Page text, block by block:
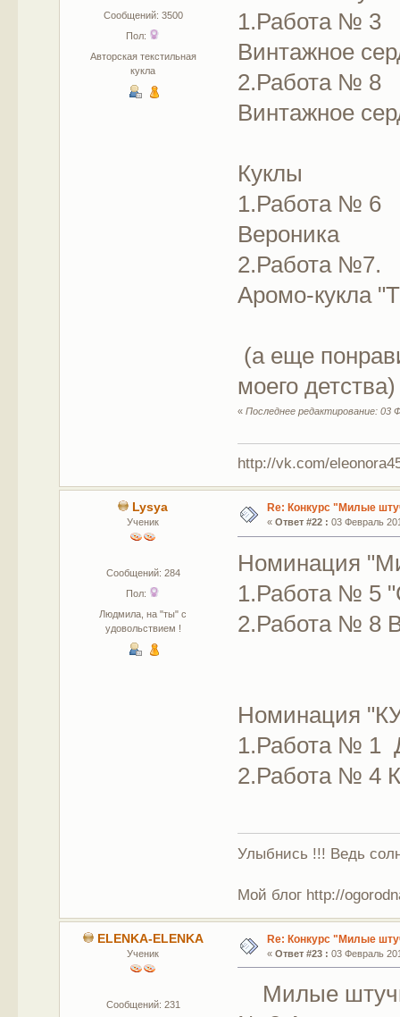
Сообщений: 3500
Пол:
Авторская текстильная
кукла
1.Работа № 3
Винтажное
2.Работа № 8
Винтажное
Куклы
1.Работа № 6
Вероника
2.Работа №7.
Аромо-кукла
(а еще
моего детства)
«Последнее редактирование: 03
http://vk.com/
Lysya
Ученик
Сообщений: 284
Пол:
Людмила, на "ты" с
удовольствием !
Re: Конкурс "Милые
« Ответ #22 : 03 Февраль
Номинация
1.Работа № 5
2.Работа № 8
Номинация
1.Работа № 1
2.Работа № 4
Улыбнись !!! Ведь
Мой блог http://
ELENKA-ELENKA
Ученик
Сообщений: 231
Re: Конкурс "Милые
« Ответ #23 : 03 Февраль
Милые